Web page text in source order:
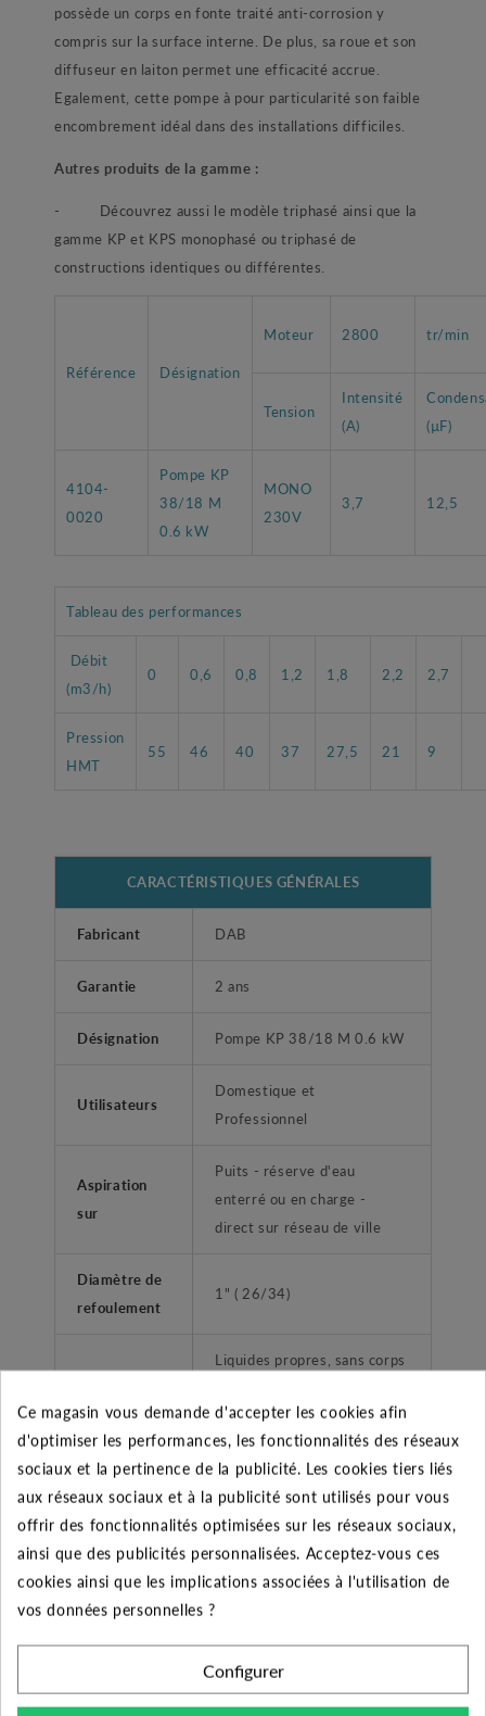
possède un corps en fonte traité anti-corrosion y
compris sur la surface interne. De plus, sa roue et son
diffuseur en laiton permet une efficacité accrue.
Egalement, cette pompe à pour particularité son faible
encombrement idéal dans des installations difficiles.
Autres produits de la gamme :
- Découvrez aussi le modèle triphasé ainsi que la
gamme KP et KPS monophasé ou triphasé de
constructions identiques ou différentes.
Référence Désignation
Moteur 2800 tr/min
Tension
Intensité
(A)
(µF)
4104-
0020
Pompe KP
38/18 M
0.6 kW
MONO
230V
3,7 12,5
Tableau des performances
Débit
(m3/h)
0 0,6 0,8 1,2 1,8 2,2 2,7
Pression
HMT
55 46 40 37 27,5 21 9
CARACTÉRISTIQUES GÉNÉRALES
Fabricant DAB
Garantie 2 ans
Désignation Pompe KP 38/18 M 0.6 kW
Utilisateurs
Domestique et
Professionnel
Aspiration
sur
Puits - réserve d'eau
enterré ou en charge -
direct sur réseau de ville
Diamètre de
refoulement
1" ( 26/34)
Liquides propres, sans corps
agréssifs.
Application
Petit arrosage - vidange de
cuve - transfert industriel
Type de
refoulement
Femelle taraudé
Ce magasin vous demande d'accepter les cookies afin
d'optimiser les performances, les fonctionnalités des réseaux
sociaux et la pertinence de la publicité. Les cookies tiers liés
aux réseaux sociaux et à la publicité sont utilisés pour vous
offrir des fonctionnalités optimisées sur les réseaux sociaux,
ainsi que des publicités personnalisées. Acceptez-vous ces
cookies ainsi que les implications associées à l'utilisation de
vos données personnelles ?
Configurer